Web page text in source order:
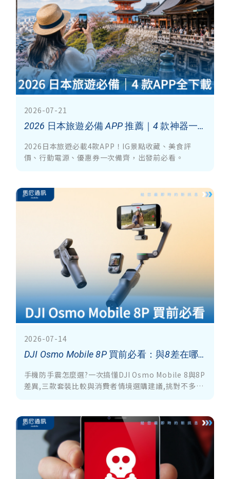
2026-07-21
2026 日本旅遊必備 APP 推薦｜4 款神器一次下載，IG 景點、美食、行動電源、優惠券全包辦
2026日本旅遊必載4款APP！IG景點收藏、美食評
價、行動電源、優惠券一次備齊，出發前必看。
2026-07-14
DJI Osmo Mobile 8P 買前必看：與8差在哪？8P三款套裝怎麼選才不花冤枉錢？
手機防手震怎麼選?一次搞懂DJI Osmo Mobile 8與8P
差異,三款套裝比較與消費者情境選購建議,挑對不多花